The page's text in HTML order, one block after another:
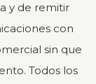
y de remitir
con
sin que
Todos los